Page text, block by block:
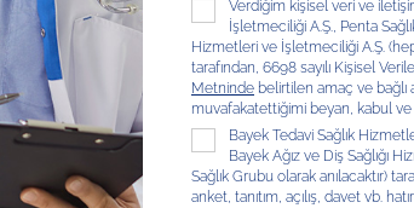
Verdiğim kişisel veri ve
İşletmeciliği A.Ş., Penta
Hizmetleri ve İşletmeciliği A.Ş.
tarafından, 6698 sayılı Kişisel
Metninde belirtilen amaç ve bağlı
muvafakatettiğimi beyan, kabul
Bayek Tedavi Sağlık
Bayek Ağız ve Diş Sağlığı
Sağlık Grubu olarak anılacaktır)
anket, tanıtım, açılış, davet vb.